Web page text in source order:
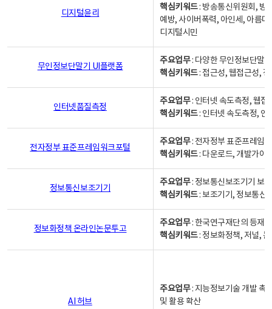
디지털윤리
핵심키워드: 방송통신위원회, 방
예방, 사이버폭력, 아인세, 아름
디지털시민
무인정보단말기 UI플랫폼
주요업무: 다양한 무인정보단말
핵심키워드: 접근성, 웹접근성,
인터넷품질측정
주요업무: 인터넷 속도측정, 웹접
핵심키워드: 인터넷 속도측정, 인
전자정부 표준프레임워크포털
주요업무: 전자정부 표준프레임
핵심키워드: 다운로드, 개발가이
정보통신보조기기
주요업무: 정보통신보조기기 보
핵심키워드: 보조기기, 정보통신
정보화정책 온라인논문투고
주요업무: 한국연구재단의 등재
핵심키워드: 정보화정책, 저널,
AI 허브
주요업무: 지능정보기술 개발 촉
및 활용 확산